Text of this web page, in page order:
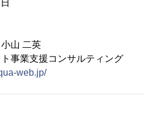
山 二英
事業支援コンサルティング
web.jp/